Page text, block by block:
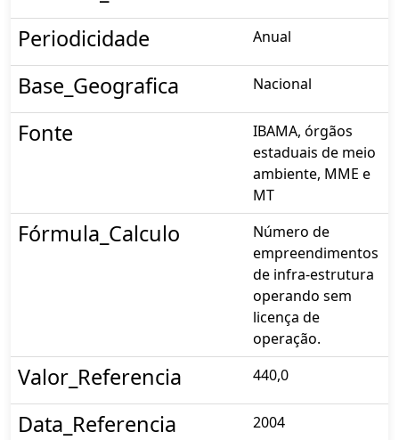
Periodicidade
Anual
Base_Geografica Nacional
Fonte
IBAMA, órgãos
estaduais de meio
ambiente, MME e
MT
Fórmula_Calculo
Número de
empreendimentos
de infra-estrutura
operando sem
licença de
operação.
Valor_Referencia 440,0
Data_Referencia 2004